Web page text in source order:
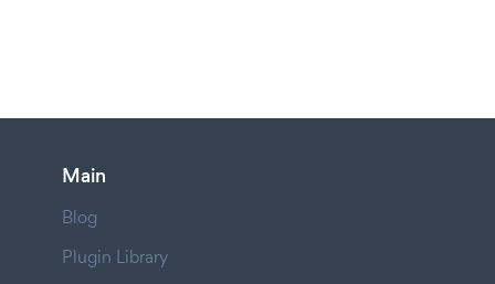
Main
Blog
Plugin Library